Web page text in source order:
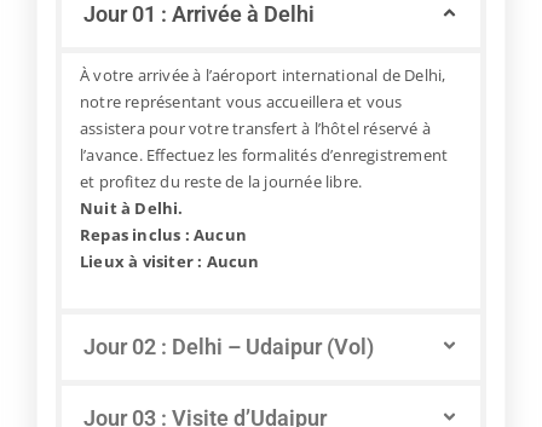
Jour 01 : Arrivée à Delhi
À votre arrivée à l’aéroport international de Delhi,
notre représentant vous accueillera et vous
assistera pour votre transfert à l’hôtel réservé à
l’avance. Effectuez les formalités d’enregistrement
et profitez du reste de la journée libre.
Nuit à Delhi.
Repas inclus : Aucun
Lieux à visiter : Aucun
Jour 02 : Delhi – Udaipur (Vol)
Jour 03 : Visite d’Udaipur